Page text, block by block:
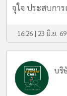
จุใจ ประสบกา
16:26 | 23 มิ.ย. 69
บริ